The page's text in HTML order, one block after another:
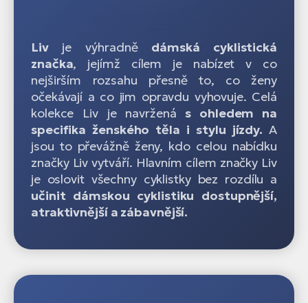
Liv je výhradnědámská cyklistická
značka, jejímž cílem je nabízet v co
nejširším rozsahu přesně to, co ženy
očekávají a co jim opravdu vyhovuje. Celá
kolekce Liv je navržená s ohledem na
specifika ženského těla i stylu jízdy.A
jsou to převážně ženy, kdo celou nabídku
značky Liv vytváří. Hlavním cílem značky Liv
je oslovit všechny cyklistky bez rozdílu a
učinit dámskou cyklistiku dostupnější,
atraktivnější a zábavnější.